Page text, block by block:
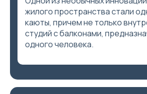
жилого пространства стали
каюты, причем не только
студий с балконами,
одного человека.